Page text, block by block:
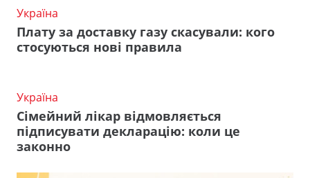
Україна
Плату за доставку газу скасували: кого
стосуються нові правила
Україна
Сімейний лікар відмовляється
підписувати декларацію: коли це
законно